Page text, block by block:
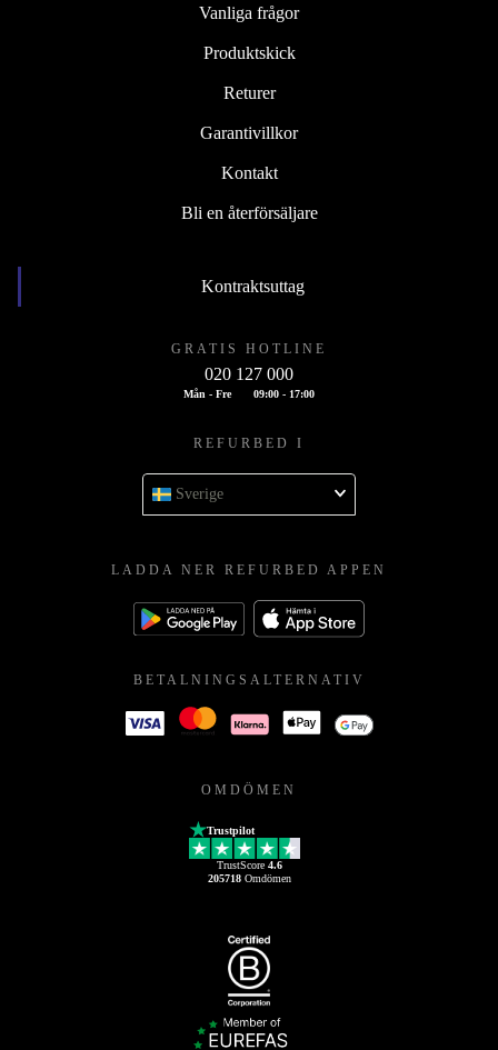
Vanliga frågor
Produktskick
Returer
Garantivillkor
Kontakt
Bli en återförsäljare
Kontraktsuttag
GRATIS HOTLINE
020 127 000
Mån - Fre 09:00 - 17:00
REFURBED I
Sverige
LADDA NER REFURBED APPEN
BETALNINGSALTERNATIV
OMDÖMEN
Trustpilot
TrustScore 4.6
205718Omdömen